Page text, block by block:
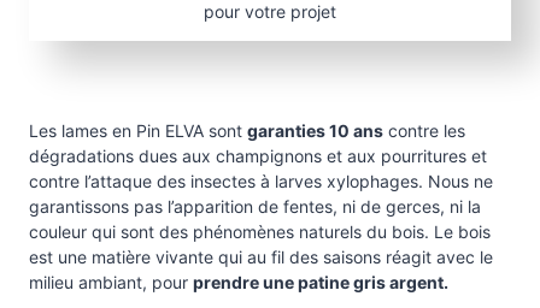
pour votre projet
Les lames en Pin ELVA sont garanties 10 ans contre les
dégradations dues aux champignons et aux pourritures et
contre l’attaque des insectes à larves xylophages. Nous ne
garantissons pas l’apparition de fentes, ni de gerces, ni la
couleur qui sont des phénomènes naturels du bois. Le bois
est une matière vivante qui au fil des saisons réagit avec le
milieu ambiant, pour prendre une patine gris argent.